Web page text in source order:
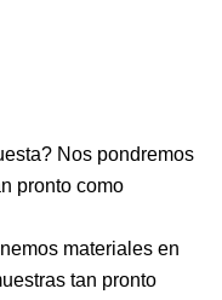
Nos pondremos
pronto como
materiales en
tan pronto